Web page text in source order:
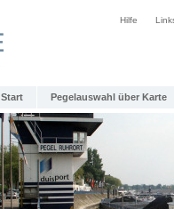
Hilfe
Start Pegelauswahl über Karte